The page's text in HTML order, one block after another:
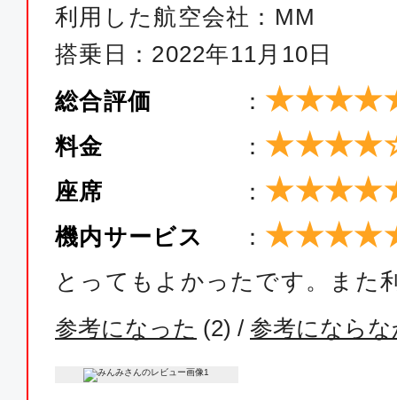
利用した航空会社：MM
搭乗日：2022年11月10日
総合評価
：
料金 ：
座席 ：
機内サービス ：
とってもよかったです。また
参考になった (2) / 参考になら